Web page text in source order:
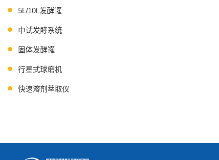
5L/10L发酵罐
中试发酵系统
固体发酵罐
行星式球磨机
快速溶剂萃取仪